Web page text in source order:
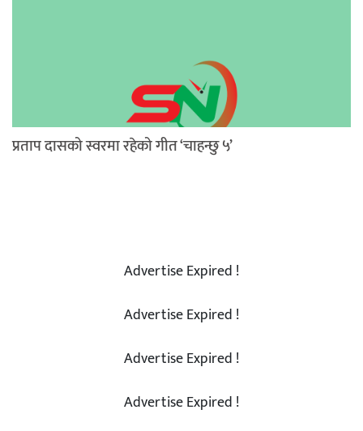
प्रताप दासको स्वरमा रहेको गीत ‘चाहन्छु ५’
Advertise Expired !
Advertise Expired !
Advertise Expired !
Advertise Expired !